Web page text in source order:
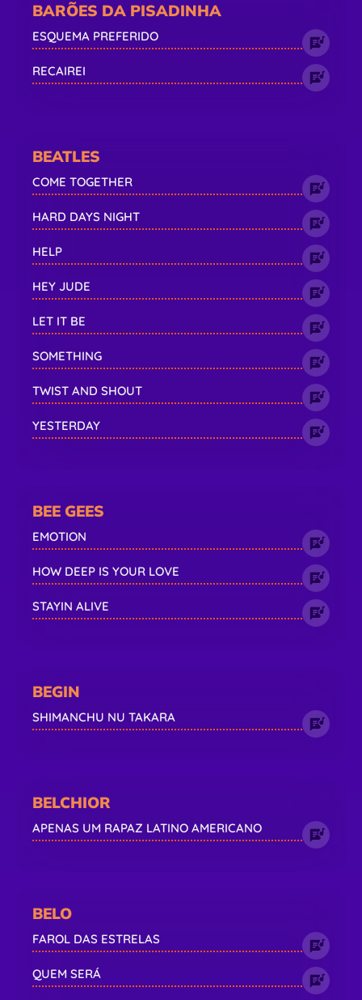
BARÕES DA PISADINHA
ESQUEMA PREFERIDO
RECAIREI
BEATLES
COME TOGETHER
HARD DAYS NIGHT
HELP
HEY JUDE
LET IT BE
SOMETHING
TWIST AND SHOUT
YESTERDAY
BEE GEES
EMOTION
HOW DEEP IS YOUR LOVE
STAYIN ALIVE
BEGIN
SHIMANCHU NU TAKARA
BELCHIOR
APENAS UM RAPAZ LATINO AMERICANO
BELO
FAROL DAS ESTRELAS
QUEM SERÁ